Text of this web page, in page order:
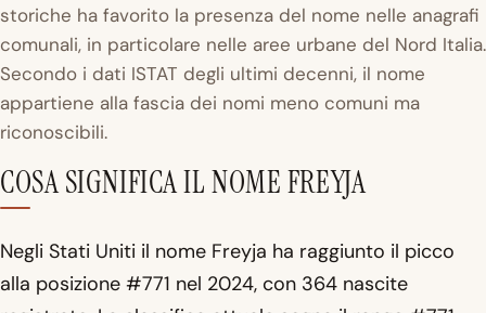
storiche ha favorito la presenza del nome nelle anagrafi
comunali, in particolare nelle aree urbane del Nord Italia.
Secondo i dati ISTAT degli ultimi decenni, il nome
appartiene alla fascia dei nomi meno comuni ma
riconoscibili.
COSA SIGNIFICA IL NOME FREYJA
Negli Stati Uniti il nome Freyja ha raggiunto il picco
alla posizione #771 nel 2024, con 364 nascite